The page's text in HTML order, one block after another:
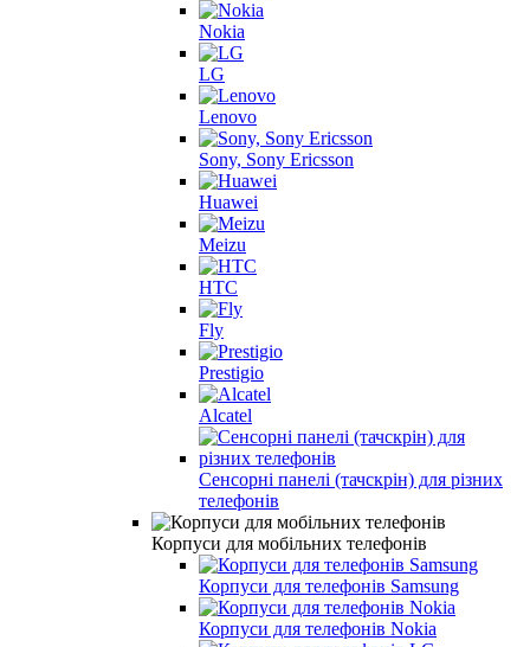
Nokia
LG
Lenovo
Sony, Sony Ericsson
Huawei
Meizu
HTC
Fly
Prestigio
Alcatel
Сенсорні панелі (тачскрін) для різних
телефонів
Корпуси для мобільних телефонів
Корпуси для телефонів Samsung
Корпуси для телефонів Nokia